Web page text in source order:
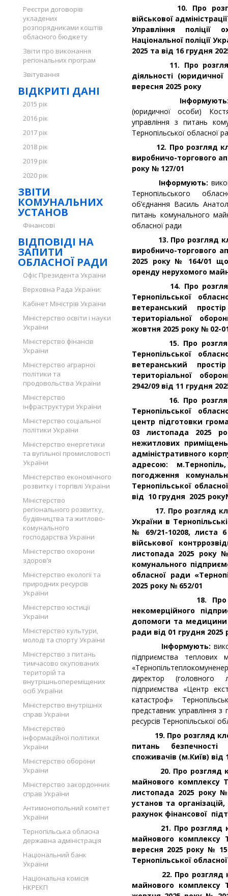
Реєстри договорів
укладених
розпорядниками коштів
обласного бюджету
Звіти про виконання
регіональних програм
Звітування
ВІДКРИТІ ДАНІ
2015 рік
2016 рік
2017 рік
2018 рік
2019 рік
2020 рік
ЗВІТИ
КОМУНАЛЬНИХ
УСТАНОВ
Фінансові
ВІДПОВІДІ НА
ЗАПИТИ
ОБЛАСНОЇ РАДИ
Офіс Президента України
Верховна Рада України:
Кабінет Міністрів України
Міністерство освіти і науки
України
Міністерство фінансів
України
Міністерство аграрної
політики та
продовольства України
Міністерство
інфраструктури України
Міністерство соціальної
політики України
Міністерство енергетики
та вугільної промисловості
України
Міністерство економічного
розвитку і торгівлі України
Міністерство
регіонального розвитку,
будівництва та житлово-
комунального
господарства України
Міністерство охорони
здоров’я
Міністерство екології та
природних ресурсів
України
Міністерство юстиції
України
Міністерство культури,
молоді та спорту України
Міністерство з питань
тимчасово окупованих
територій та
внутрішньопереміщених
осіб України
Міністерство внутрішніх
справ України
Міністерство
інформаційної політики
України
Міністерство оборони
України
Міністерство закордонних
справ України
Антимонопольний комітет
України
Тернопільська обласна
державна адміністрація
Національний банк
України
Національна комісія
НКРЕКП
10. Про розгляд
військової
Управління поліції
Національної поліції
2025 та від 16 грудня
11. Про розгляд
діяльності
вересня 2025 року
(юридичної особи)
управління з питань
Тернопільської обласної
12. Про розгляд
виробничо-торгового
року № 127/01
Інформують:
Тернопільського
об’єднання Василь
питань комунального
обласної ради
13. Про розгляд
виробничо-торгового
2025 року № 164/01
оренду нерухомого
14. Про розгляд
Тернопільської
ветеранський
територіальної
жовтня 2025 року № 02-
15. Про розгляд
Тернопільської
ветеранський
територіальної
2942/09 від 11 грудня
16. Про розгляд
Тернопільської
центр підготовки
03 листопада 2025
нежитлових
адміністративного
адресою:
погодження
Тернопільської
від 10 грудня 2025
17. Про розгляд
України в
№ 69/21-10208, листа 6
військової
листопада 2025 року
комунального
обласної ради
2025 року № 652/01
18. Про
некомерційного
допомоги та медицини
ради від 01 грудня 2025
Інформують:
підприємства
директор (головного
підприємства «Центр
катастроф»
представник управління
ресурсів Тернопільської
19. Про розгляд
питань
споживачів (м.Київ) від
20. Про розгляд
майнового комплексу
листопада 2025 року
установ та
рахунок фінансової
21. Про розгляд
майнового комплексу
вересня 2025 року №
Тернопільської
22. Про розгляд
майнового комплексу